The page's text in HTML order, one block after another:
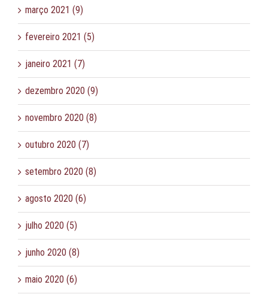
março 2021 (9)
fevereiro 2021 (5)
janeiro 2021 (7)
dezembro 2020 (9)
novembro 2020 (8)
outubro 2020 (7)
setembro 2020 (8)
agosto 2020 (6)
julho 2020 (5)
junho 2020 (8)
maio 2020 (6)